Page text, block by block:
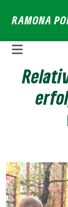
zumRAMONA